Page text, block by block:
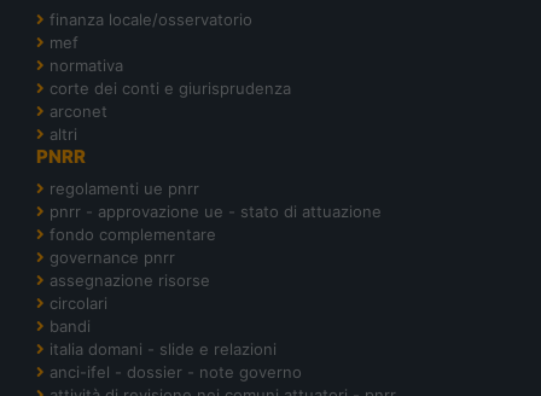
finanza locale/osservatorio
mef
normativa
corte dei conti e giurisprudenza
arconet
altri
PNRR
regolamenti ue pnrr
pnrr - approvazione ue - stato di attuazione
fondo complementare
governance pnrr
assegnazione risorse
circolari
bandi
italia domani - slide e relazioni
anci-ifel - dossier - note governo